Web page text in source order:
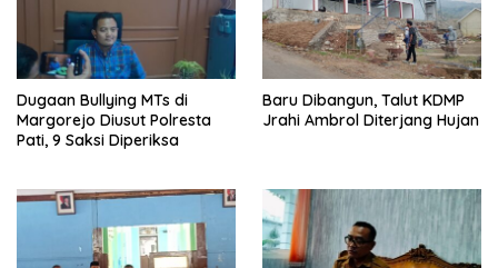
Dugaan Bullying MTs di
Margorejo Diusut Polresta
Pati, 9 Saksi Diperiksa
Baru Dibangun, Talut KDMP
Jrahi Ambrol Diterjang Hujan